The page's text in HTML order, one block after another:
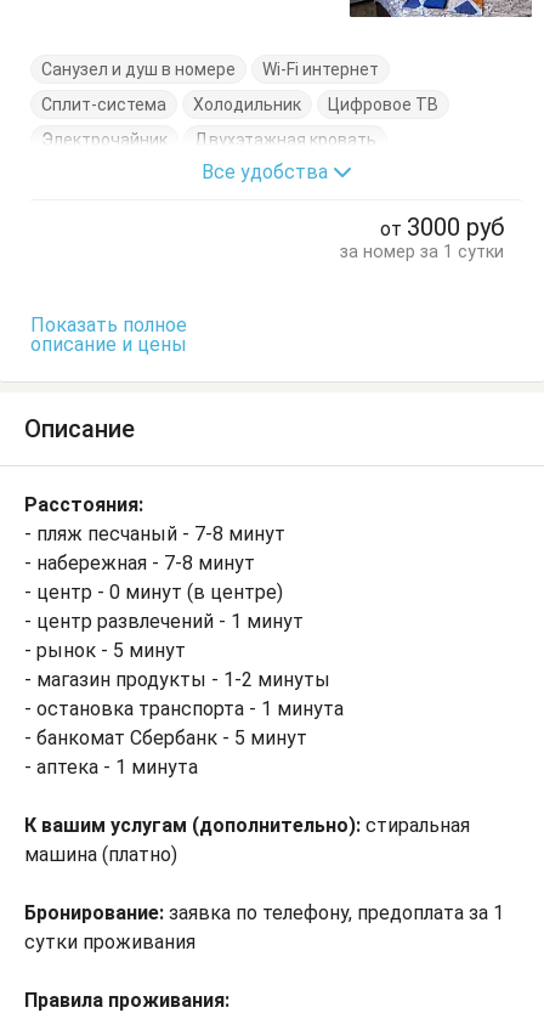
Санузел и душ в номере
Wi-Fi интернет
Сплит-система
Холодильник
Цифровое ТВ
Электрочайник
Двухэтажная кровать
Кровать двуспальная
Обеденный стол
Все удобства
от 3000 руб
за номер за 1 сутки
Показать полное
описание и цены
Описание
Расстояния:
- пляж песчаный - 7-8 минут
- набережная - 7-8 минут
- центр - 0 минут (в центре)
- центр развлечений - 1 минут
- рынок - 5 минут
- магазин продукты - 1-2 минуты
- остановка транспорта - 1 минута
- банкомат Сбербанк - 5 минут
- аптека - 1 минута
К вашим услугам (дополнительно): стиральная
машина (платно)
Бронирование: заявка по телефону, предоплата за 1
сутки проживания
Правила проживания: